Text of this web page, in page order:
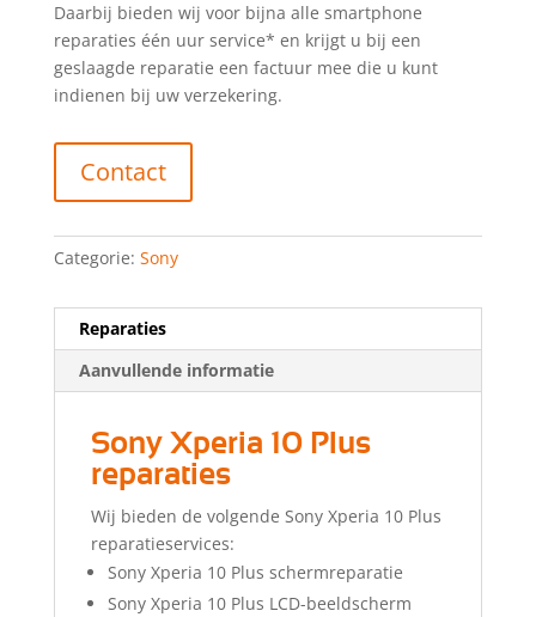
Daarbij bieden wij voor bijna alle smartphone
reparaties één uur service* en krijgt u bij een
geslaagde reparatie een factuur mee die u kunt
indienen bij uw verzekering.
Contact
Categorie: Sony
Reparaties
Aanvullende informatie
Sony Xperia 10 Plus
reparaties
Wij bieden de volgende Sony Xperia 10 Plus
reparatieservices:
Sony Xperia 10 Plus schermreparatie
Sony Xperia 10 Plus LCD-beeldscherm